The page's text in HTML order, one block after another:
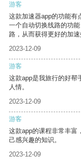
游客
这款加速器app的功能有
一个自动切换线路的功
路，从而获得更好的加速
2023-12-09
游客
这款app是我旅行的好帮
人情。
2023-12-09
游客
这款app的课程非常丰富
己感兴趣的知识。
2023-12-09